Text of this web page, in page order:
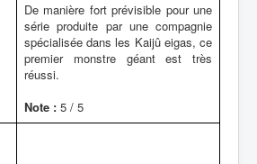
De manière fort prévisible pour une
série produite par une compagnie
spécialisée dans les Kaijû eigas, ce
premier monstre géant est très
réussi.
Note : 5 / 5